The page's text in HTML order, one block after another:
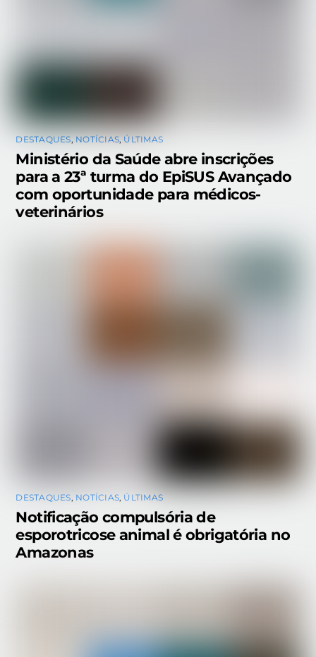
DESTAQUES, NOTÍCIAS, ÚLTIMAS
Ministério da Saúde abre inscrições
para a 23ª turma do EpiSUS Avançado
com oportunidade para médicos-
veterinários
DESTAQUES, NOTÍCIAS, ÚLTIMAS
Notificação compulsória de
esporotricose animal é obrigatória no
Amazonas